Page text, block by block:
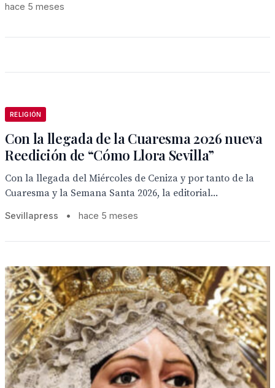
hace 5 meses
RELIGIÓN
Con la llegada de la Cuaresma 2026 nueva
Reedición de “Cómo Llora Sevilla”
Con la llegada del Miércoles de Ceniza y por tanto de la
Cuaresma y la Semana Santa 2026, la editorial...
Sevillapress • hace 5 meses